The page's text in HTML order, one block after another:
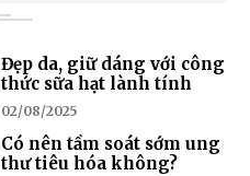
Đẹp da, giữ dáng với công
thức sữa hạt lành tính
02/08/2025
Có nên tầm soát sớm ung
thư tiêu hóa không?